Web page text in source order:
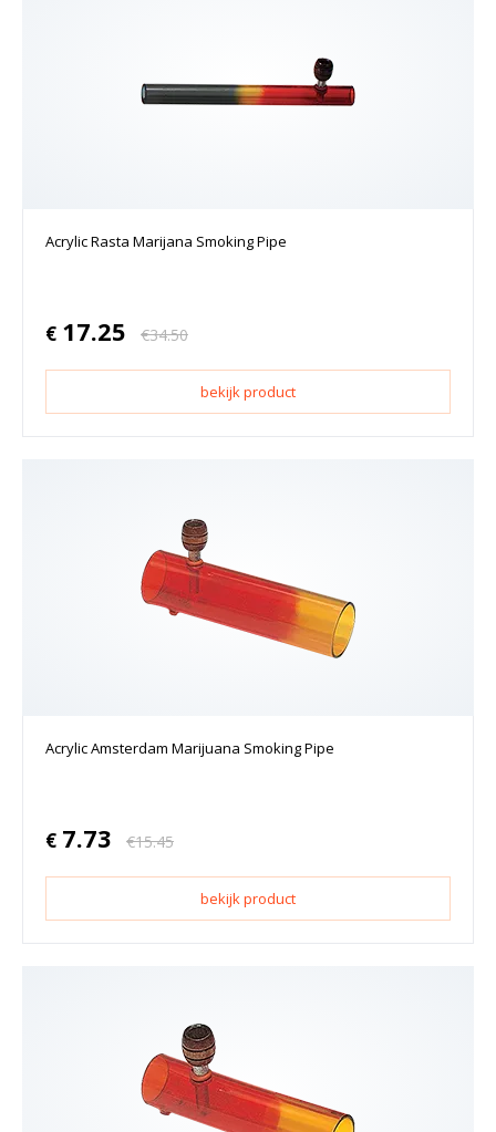
Acrylic Rasta Marijana Smoking Pipe
€ 17.25 €34.50
bekijk product
Acrylic Amsterdam Marijuana Smoking Pipe
€ 7.73 €15.45
bekijk product